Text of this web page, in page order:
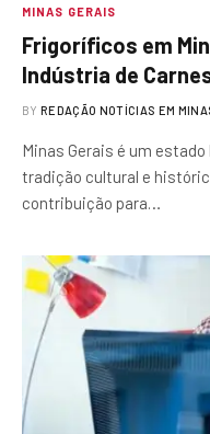
MINAS GERAIS
Frigoríficos em
Indústria de
BY REDAÇÃO NOTÍCIAS EM
Minas Gerais é um
tradição cultural e
contribuição para…